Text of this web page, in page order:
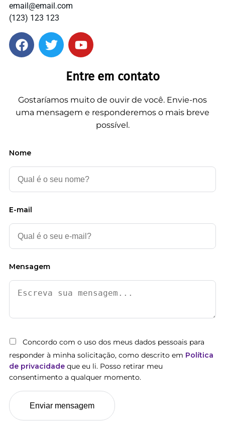
email@email.com
(123) 123 123
Entre em contato
Gostaríamos muito de ouvir de você. Envie-nos
uma mensagem e responderemos o mais breve
possível.
Nome
E-mail
Mensagem
Concordo com o uso dos meus dados pessoais para
responder à minha solicitação, como descrito em Política
de privacidade que eu li. Posso retirar meu
consentimento a qualquer momento.